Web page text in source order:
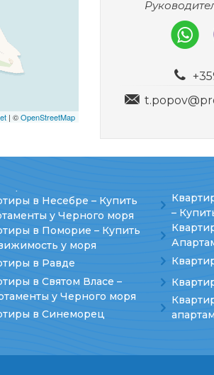
| ©OpenStreetMap
в Несебре – Купить
у Черного моря
в Поморие – Купить
у моря
в Равде
в Святом Власе –
у Черного моря
в Синеморец
–